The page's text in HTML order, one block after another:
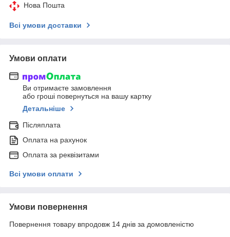
Нова Пошта
Всі умови доставки
Умови оплати
Ви отримаєте замовлення
або гроші повернуться на вашу картку
Детальніше
Післяплата
Оплата на рахунок
Оплата за реквізитами
Всі умови оплати
Умови повернення
Повернення товару впродовж 14 днів за домовленістю